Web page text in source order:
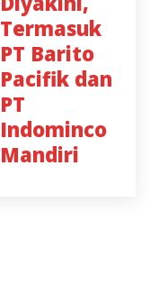
Termasuk
PT Barito
Pacifik dan
PT
Indominco
Mandiri